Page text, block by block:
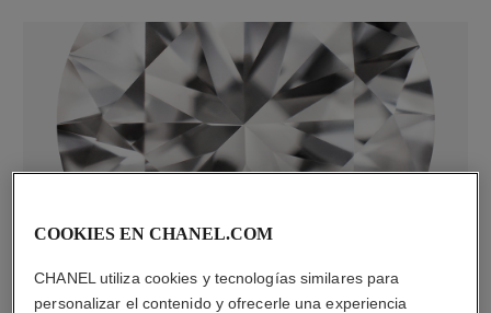
diamantes
42 diamantes talla brillante con un total de 1,32 quilates
Las características de cada pieza pueden variar**
COOKIES EN CHANEL.COM
CHANEL utiliza cookies y tecnologías similares para
personalizar el contenido y ofrecerle una experiencia